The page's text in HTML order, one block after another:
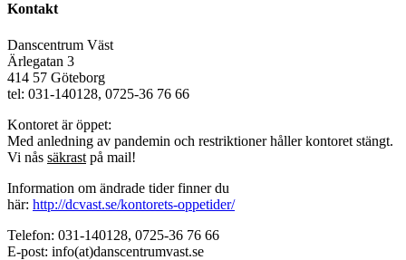
Kontakt
Danscentrum Väst
Ärlegatan 3
414 57 Göteborg
tel: 031-140128, 0725-36 76 66
Kontoret är öppet:
Med anledning av pandemin och restriktioner håller kontoret stängt.
Vi nås säkrast på mail!
Information om ändrade tider finner du
här: http://dcvast.se/kontorets-oppetider/
Telefon: 031-140128, 0725-36 76 66
E-post: info(at)danscentrumvast.se